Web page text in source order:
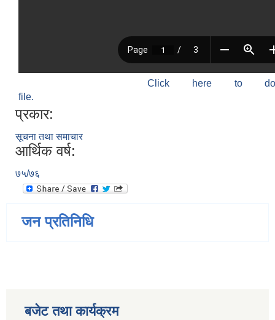
Click here to
file.
प्रकार:
सूचना तथा समाचार
आर्थिक वर्ष:
७५/७६
जन प्रतिनिधि
बजेट तथा कार्यक्रम